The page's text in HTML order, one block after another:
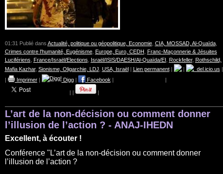
01:31 Publié dans Actualité, politique ou géopolitique, Economie, CIA, MOSSAD, Al-Quaïda,
Crimes contre l'humanité, Eugénisme, Europe, Euro, CEDH Franc-Maçonnerie & Jésuites
Lucifériens France/Israël/Elections Israël/ISIS/DAESH/Al-Quaïda/EI Rockfeller, Rothschild,
Mafia Kazhar, Sionisme, Oligarchie, LDJ USA, Israël| Lien permanent| | del.icio.us |
|
Imprimer| Digg| Facebook | |
| | |
L’art de la non-décision ou comment donner
l’illusion de l’action ? - ANAJ-IHEDN
Excellent, à écouter !
Conférence "L’art de la non-décision ou comment donner
l’illusion de l’action ?